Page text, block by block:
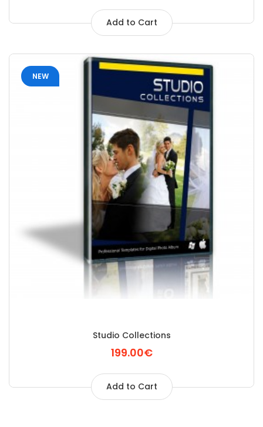
Add to Cart
NEW
Studio Collections
199.00€
Add to Cart